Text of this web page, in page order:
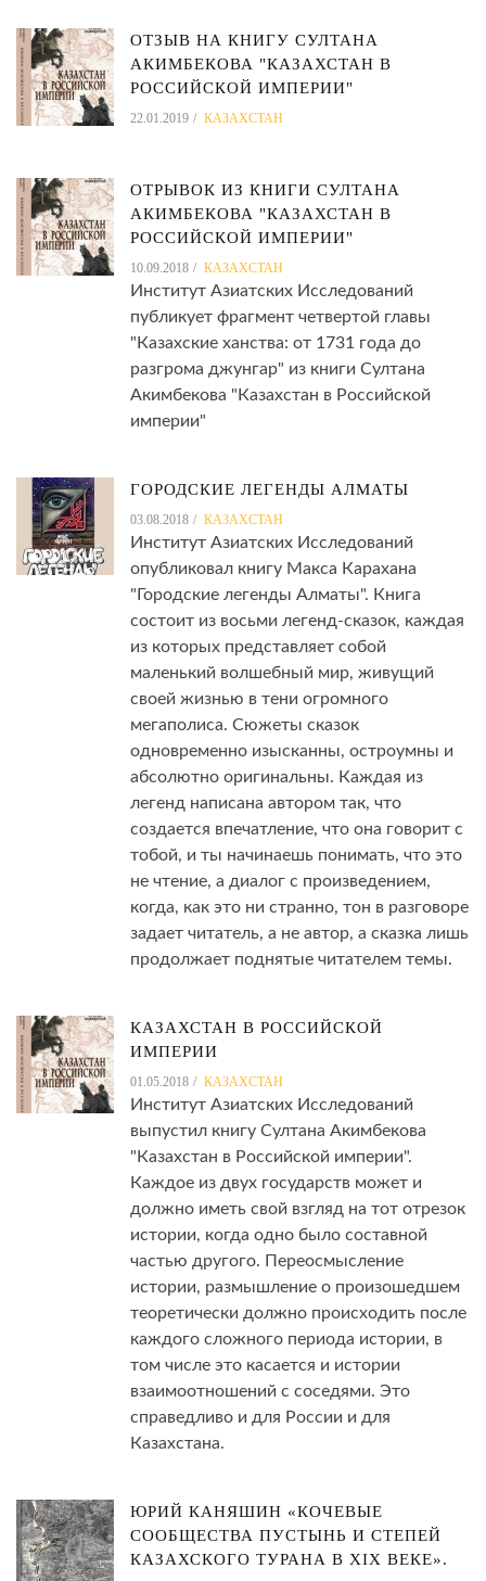
ОТЗЫВ НА КНИГУ СУЛТАНА
АКИМБЕКОВА "КАЗАХСТАН В
РОССИЙСКОЙ ИМПЕРИИ"
22.01.2019 КАЗАХСТАН
ОТРЫВОК ИЗ КНИГИ СУЛТАНА
АКИМБЕКОВА "КАЗАХСТАН В
РОССИЙСКОЙ ИМПЕРИИ"
10.09.2018 КАЗАХСТАН
Институт Азиатских Исследований
публикует фрагмент четвертой главы
"Казахские ханства: от 1731 года до
разгрома джунгар" из книги Султана
Акимбекова "Казахстан в Российской
империи"
ГОРОДСКИЕ ЛЕГЕНДЫ АЛМАТЫ
03.08.2018 КАЗАХСТАН
Институт Азиатских Исследований
опубликовал книгу Макса Карахана
"Городские легенды Алматы". Книга
состоит из восьми легенд-сказок, каждая
из которых представляет собой
маленький волшебный мир, живущий
своей жизнью в тени огромного
мегаполиса. Сюжеты сказок
одновременно изысканны, остроумны и
абсолютно оригинальны. Каждая из
легенд написана автором так, что
создается впечатление, что она говорит с
тобой, и ты начинаешь понимать, что это
не чтение, а диалог с произведением,
когда, как это ни странно, тон в разговоре
задает читатель, а не автор, а сказка лишь
продолжает поднятые читателем темы.
КАЗАХСТАН В РОССИЙСКОЙ
ИМПЕРИИ
01.05.2018 КАЗАХСТАН
Институт Азиатских Исследований
выпустил книгу Султана Акимбекова
"Казахстан в Российской империи".
Каждое из двух государств может и
должно иметь свой взгляд на тот отрезок
истории, когда одно было составной
частью другого. Переосмысление
истории, размышление о произошедшем
теоретически должно происходить после
каждого сложного периода истории, в
том числе это касается и истории
взаимоотношений с соседями. Это
справедливо и для России и для
Казахстана.
ЮРИЙ КАНЯШИН «КОЧЕВЫЕ
СООБЩЕСТВА ПУСТЫНЬ И СТЕПЕЙ
КАЗАХСКОГО ТУРАНА В XIX ВЕКЕ».